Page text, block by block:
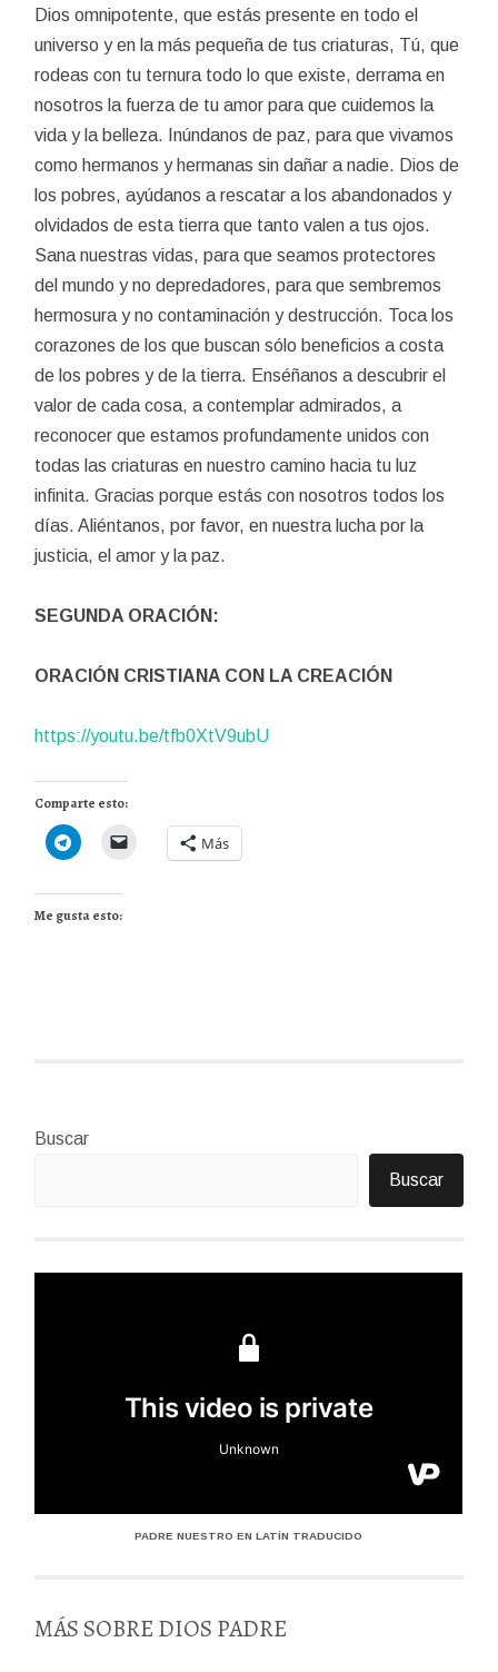
Dios omnipotente, que estás presente en todo el
universo y en la más pequeña de tus criaturas, Tú, que
rodeas con tu ternura todo lo que existe, derrama en
nosotros la fuerza de tu amor para que cuidemos la
vida y la belleza. Inúndanos de paz, para que vivamos
como hermanos y hermanas sin dañar a nadie. Dios de
los pobres, ayúdanos a rescatar a los abandonados y
olvidados de esta tierra que tanto valen a tus ojos.
Sana nuestras vidas, para que seamos protectores
del mundo y no depredadores, para que sembremos
hermosura y no contaminación y destrucción. Toca los
corazones de los que buscan sólo beneficios a costa
de los pobres y de la tierra. Enséñanos a descubrir el
valor de cada cosa, a contemplar admirados, a
reconocer que estamos profundamente unidos con
todas las criaturas en nuestro camino hacia tu luz
infinita. Gracias porque estás con nosotros todos los
días. Aliéntanos, por favor, en nuestra lucha por la
justicia, el amor y la paz.
SEGUNDA ORACIÓN:
ORACIÓN CRISTIANA CON LA CREACIÓN
https://youtu.be/tfb0XtV9ubU
Comparte esto:
Más
Me gusta esto:
Buscar
Buscar
PADRE NUESTRO EN LATÍN TRADUCIDO
MÁS SOBRE DIOS PADRE